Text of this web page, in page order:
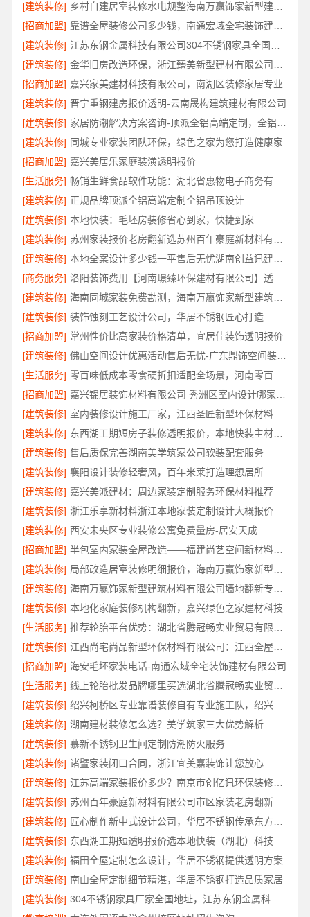
[建筑装修]
乡村自建居室装修水电规整海南万赢饰家新型建筑材料有限公司
[招商加盟]
靠谱全屋装修公司多少钱，南通宏域全宅装饰建材有限公司免费报价
[建筑装修]
[建筑装修]
[招商加盟] 嘉兴家美建材科技有限公司，南湖区装修家居专业
[建筑装修] 晋宁重钢建房报价透明-云南晟构建筑建材有限公司
[建筑装修]
[建筑装修] 同城专业家装团队环保，绿色之家为您打造健康家
[招商加盟] 嘉兴美居乐家庭装潢透明报价
[生活服务]
[建筑装修] 正规品牌顶派全铝高端定制全铝吊顶设计
[建筑装修] 本地快装：毛坯房装修省心到家，快捷到家
[建筑装修]
[建筑装修]
本地全案设计多少钱一平售后无忧湖南创益讯建筑有限公司省心装修
[商务服务]
洛阳装饰费用【河南璟臻环保建材有限公司】透明报价省心装修
[建筑装修]
海南同城家装免费勘测，海南万赢饰家新型建筑材料有限公司
[建筑装修] 装饰蚀刻工艺设计公司，华居不锈钢匠心打造
[招商加盟] 常州性价比高家装价格清单，宜居佳装饰透明报价
[建筑装修]
佛山空间设计优惠活动售后无忧-广东鼎饰空间装饰工程有限公司
[生活服务]
[招商加盟]
[建筑装修]
室内装修设计施工厂家，江西圣匠新型环保材料有限公司专业高效
[建筑装修]
东西湖工期短房子装修透明报价，本地快装主材源头直供
[建筑装修] 售后质保完善湖南美学筑家公司软装配套服务
[建筑装修] 襄阳设计装修轻奢风，百年米莱打造理想居所
[建筑装修] 嘉兴美派建材：周边家装定制服务环保材料推荐
[建筑装修] 浙江乐享新材料浙江本地家装定制设计大概报价
[建筑装修] 西安未央区专业装修公寓免费量房-居安天成
[招商加盟]
半包室内家装全屋改造——福建尚艺空间新材料科技有限公司
[建筑装修]
[建筑装修]
[建筑装修] 本地化家庭装修机构翻新，嘉兴绿色之家建材科技
[生活服务]
[建筑装修]
[招商加盟] 海安毛坯家装电话-南通宏域全宅装饰建材有限公司
[生活服务]
[建筑装修]
绍兴柯桥区专业靠谱装修自有专业施工队，绍兴卓鑫装饰材料有限公司
[建筑装修] 湖南建材装修怎么选？美学筑家三大优势解析
[建筑装修] 慕新不锈钢卫生间定制防潮防火服务
[建筑装修] 诸暨家装闭口合同，浙江宜美嘉装饰让您放心
[建筑装修]
江苏高端家装报价多少？南京市创亿讯环保装修透明价
[建筑装修]
苏州百年豪庭新材料有限公司市区家装老房翻新报价
[建筑装修]
[建筑装修] 东西湖工期短透明报价选本地快装（湖北）科技
[建筑装修] 福田全屋定制怎么设计，华居不锈钢提供透明方案
[建筑装修] 南山全屋定制细节精湛，华居不锈钢打造品质家居
[建筑装修]
304不锈钢家具厂家全国地址，江苏东钢金属科技有限公司